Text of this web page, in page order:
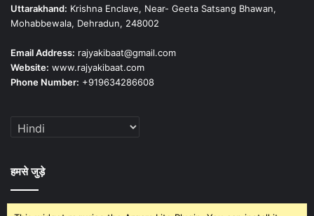
Uttarakhand: Krishna Enclave, Near- Geeta Satsang Bhawan,
Mohabbewala, Dehradun, 248002
Email Address: rajyakibaat@gmail.com
Website: www.rajyakibaat.com
Phone Number: +919634286608
हमसे जुड़े